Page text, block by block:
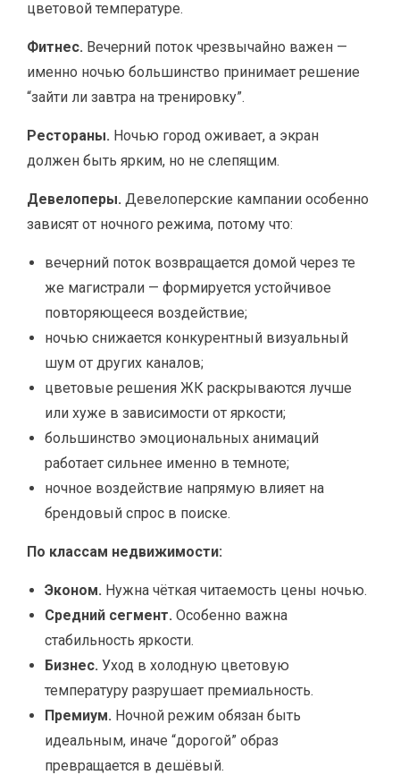
цветовой температуре.
Фитнес. Вечерний поток чрезвычайно важен —
именно ночью большинство принимает решение
“зайти ли завтра на тренировку”.
Рестораны. Ночью город оживает, а экран
должен быть ярким, но не слепящим.
Девелоперы. Девелоперские кампании особенно
зависят от ночного режима, потому что:
вечерний поток возвращается домой через те
же магистрали — формируется устойчивое
повторяющееся воздействие;
ночью снижается конкурентный визуальный
шум от других каналов;
цветовые решения ЖК раскрываются лучше
или хуже в зависимости от яркости;
большинство эмоциональных анимаций
работает сильнее именно в темноте;
ночное воздействие напрямую влияет на
брендовый спрос в поиске.
По классам недвижимости:
Эконом. Нужна чёткая читаемость цены ночью.
Средний сегмент. Особенно важна
стабильность яркости.
Бизнес. Уход в холодную цветовую
температуру разрушает премиальность.
Премиум. Ночной режим обязан быть
идеальным, иначе “дорогой” образ
превращается в дешёвый.